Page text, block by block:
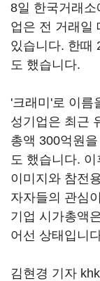
8일 한국거래소
업은 전 거래일
있습니다. 한때
도 했습니다.
'크래미'로 이름
성기업은 최근
총액 300억원
도 했습니다.
이미지와 참전
자자들의 관심
기업 시가총액
어선 상태입니
김현경 기자